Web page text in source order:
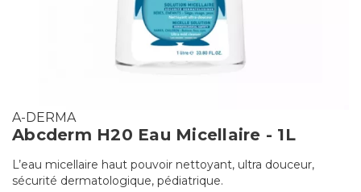
A-DERMA
Abcderm H20 Eau Micellaire - 1L
L’eau micellaire haut pouvoir nettoyant, ultra douceur,
sécurité dermatologique, pédiatrique.